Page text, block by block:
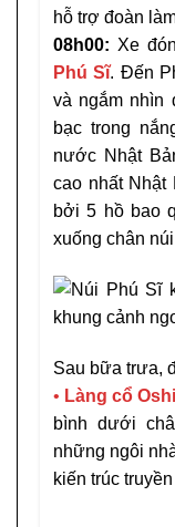
hỗ trợ đoàn
08h00: Xe
Phú Sĩ. Đến
và ngắm nhìn
bạc trong
nước Nhật
cao nhất Nhật
bởi 5 hồ bao
xuống chân
Sau bữa trưa,
• Làng cổ
bình dưới
những ngôi
kiến trúc